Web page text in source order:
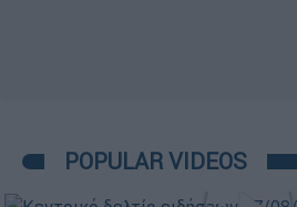
POPULAR VIDEOS